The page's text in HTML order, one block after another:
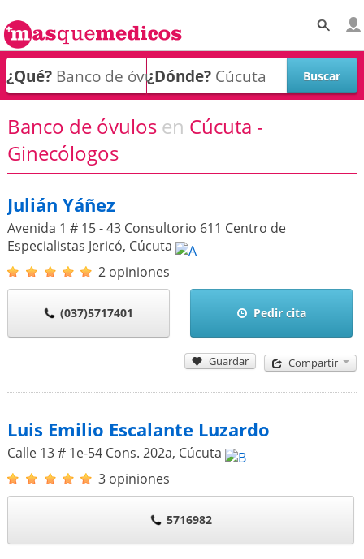
¿Qué? ¿Dónde?
Banco de óvulos en Cúcuta -
Ginecólogos
Julián Yáñez
Avenida 1 # 15 - 43 Consultorio 611 Centro de
Especialistas Jericó, Cúcuta
2 opiniones
(037)5717401 Pedir cita
Guardar Compartir
Luis Emilio Escalante Luzardo
Calle 13 # 1e-54 Cons. 202a, Cúcuta
3 opiniones
5716982